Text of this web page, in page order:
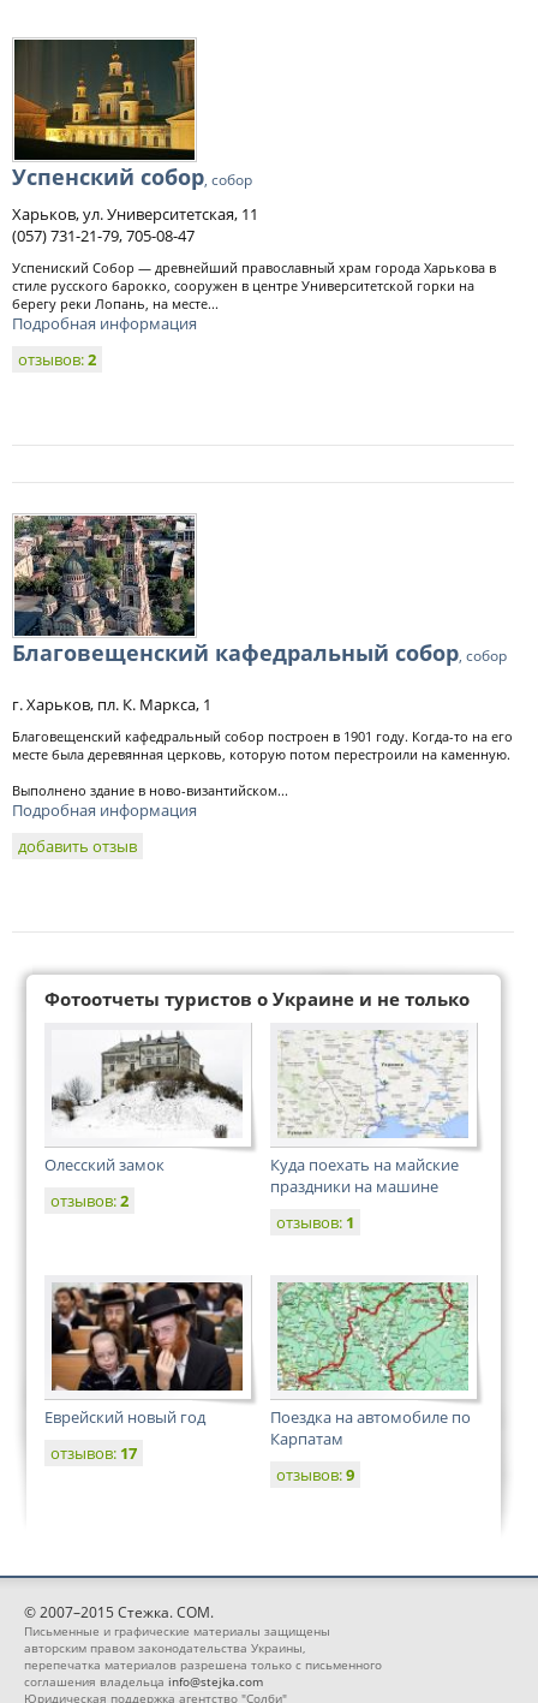
Успенский собор, собор
Харьков, ул. Университетская, 11
(057) 731-21-79, 705-08-47
Успениский Собор — древнейший православный храм города Харькова в
стиле русского барокко, сооружен в центре Университетской горки на
берегу реки Лопань, на месте...
Подробная информация
отзывов:2
Благовещенский кафедральный собор, собор
г. Харьков, пл. К. Маркса, 1
Благовещенский кафедральный собор построен в 1901 году. Когда-то на его
месте была деревянная церковь, которую потом перестроили на каменную.
Выполнено здание в ново-византийском...
Подробная информация
добавить отзыв
Фотоотчеты туристов о Украине и не только
Олесский замок
отзывов:2
Куда поехать на майские
праздники на машине
отзывов: 1
Еврейский новый год
отзывов: 17
Поездка на автомобиле по
Карпатам
отзывов:9
© 2007–2015 Стежка. COM.
Письменные и графические материалы защищены
авторским правом законодательства Украины,
перепечатка материалов разрешена только с письменного
соглашения владельца info@stejka.com
Юридическая поддержка агентство "Солби"